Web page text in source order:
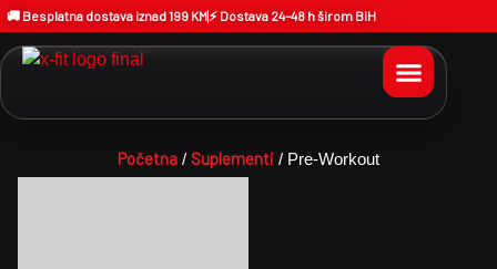
🚚 Besplatna dostava iznad 199 KM⚡ Dostava 24–48 h širom BiH
Početna / Suplementi / Pre-Workout